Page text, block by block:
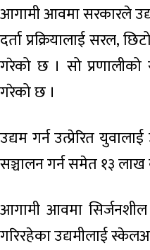
आगामी आवमा सरकारले
दर्ता प्रक्रियालाई सरल,
गरेको छ । सो
गरेको छ ।
उद्यम गर्न उत्प्रेरित
सञ्चालन गर्न समेत १३
आगामी आवमा सिर्जनशील
गरिरहेका उद्यमीलाई